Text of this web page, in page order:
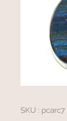
SKU : pcarc7